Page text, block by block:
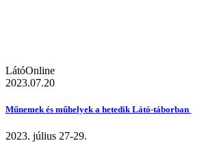
LátóOnline
2023.07.20
Műnemek és műhelyek a hetedik Látó-táborban
2023. július 27-29.